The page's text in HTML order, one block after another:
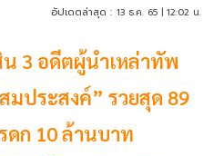
อัปเดตล่าสุด : 13 ธ.ค. 65 | 12:02 น.
3 อดีตผู้นำเหล่าทัพ
มประสงค์” รวยสุด 89
ดก 10 ล้านบาท